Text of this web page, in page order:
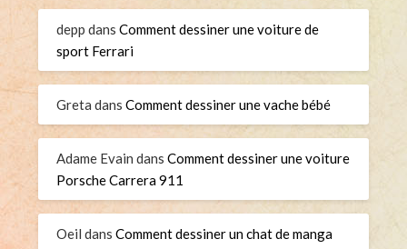
depp dansComment dessiner une voiture de
sport Ferrari
Greta dansComment dessiner une vache bébé
Adame Evain dansComment dessiner une voiture
Porsche Carrera 911
Oeil dansComment dessiner un chat de manga